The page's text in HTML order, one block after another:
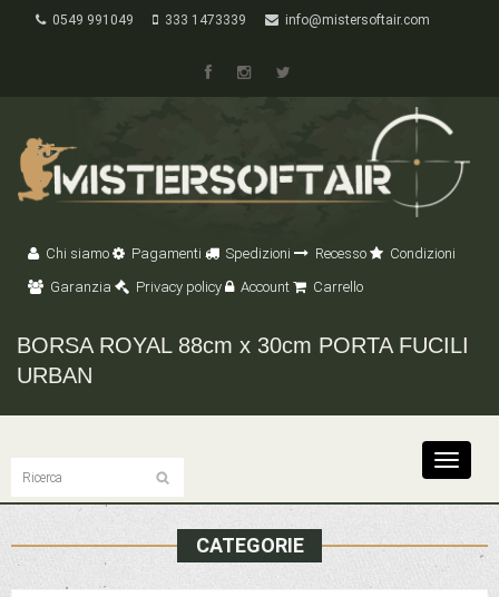
0549 991049 333 1473339 info@mistersoftair.com
Chi siamo Pagamenti Spedizioni Recesso
Condizioni
Garanzia
Privacy policy Account Carrello
BORSA ROYAL 88cm x 30cm PORTA FUCILI
URBAN
Toggle
CATEGORIE